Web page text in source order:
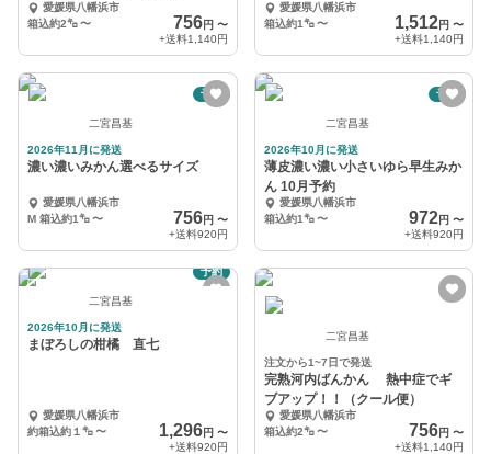
愛媛県八幡浜市
箱込約2㌔〜 756円 〜
+送料1,140円
愛媛県八幡浜市
箱込約1㌔ 〜 1,512円 〜
+送料1,140円
予約
二宮昌基
2026年11月に発送
濃い濃いみかん選べるサイズ
愛媛県八幡浜市
M 箱込約1㌔〜 756円 〜
+送料920円
予約
二宮昌基
2026年10月に発送
薄皮濃い濃い小さいゆら早生みか
ん 10月予約
愛媛県八幡浜市
箱込約1㌔ 〜 972円 〜
+送料920円
予約
二宮昌基
2026年10月に発送
まぼろしの柑橘 直七
愛媛県八幡浜市
約箱込約１㌔〜 1,296円 〜
+送料920円
二宮昌基
注文から1~7日で発送
完熟河内ばんかん 熱中症でギ
ブアップ！！（クール便）
愛媛県八幡浜市
箱込約2㌔ 〜 756円 〜
+送料1,140円